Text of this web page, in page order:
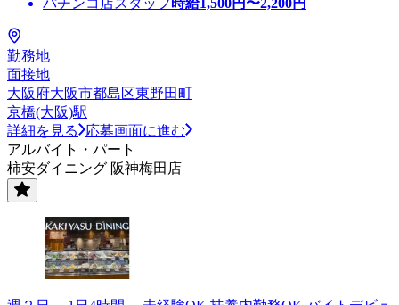
勤務地
面接地
大阪府大阪市都島区東野田町
京橋(大阪)駅
詳細を見る
応募画面に進む
アルバイト・パート
柿安ダイニング 阪神梅田店